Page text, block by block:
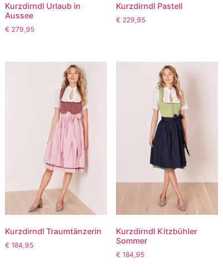
Kurzdirndl Urlaub in
Aussee
€ 279,95
Kurzdirndl Pastell
€ 229,95
Kurzdirndl Traumtänzerin
€ 184,95
Kurzdirndl Kitzbühler
Sommer
€ 184,95